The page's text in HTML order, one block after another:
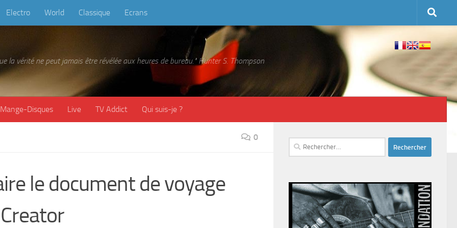
Electro World Classique Ecrans
la vérité ne peut jamais être révélée aux heures de bureau." Hunter S. Thompson
Mange-Disques Live TV Addict Qui suis-je ?
0
le document de voyage
Rechercher :